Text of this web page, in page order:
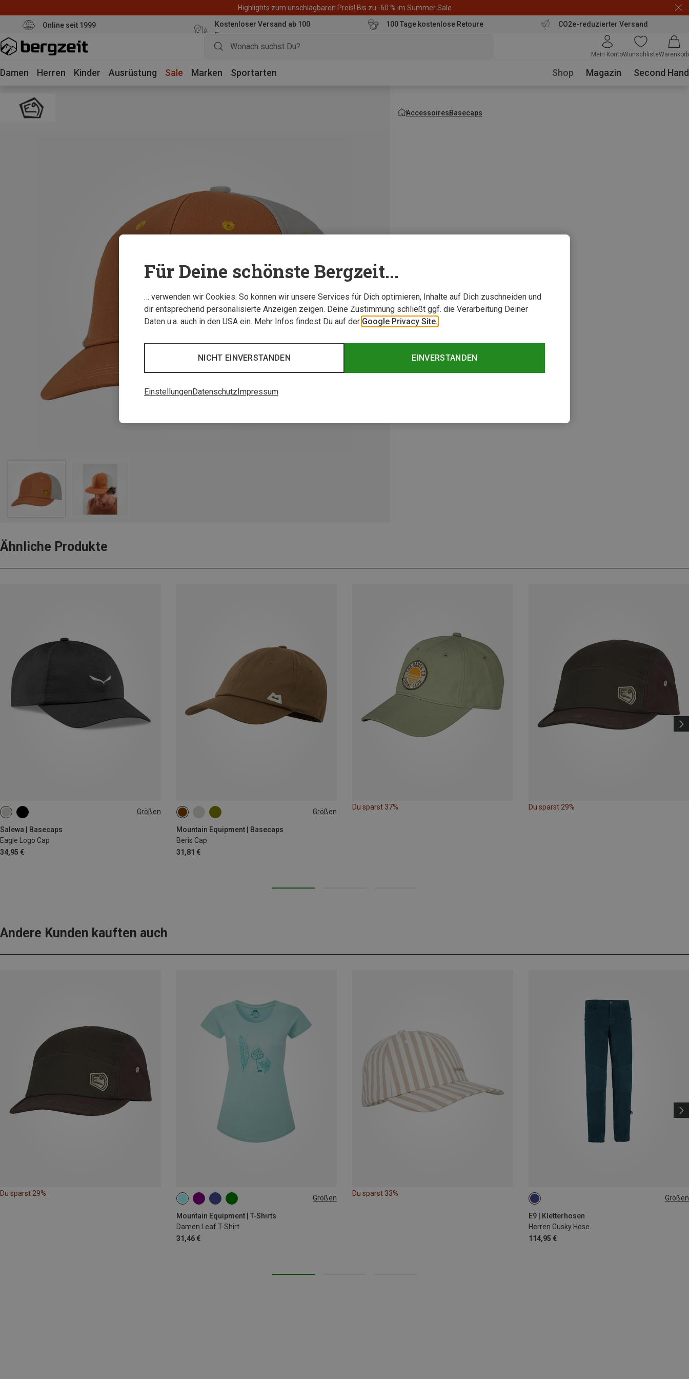
Highlights zum unschlagbaren Preis! Bis zu -60 % im Summer Sale
Online seit 1999
Kostenloser Versand ab 100
Euro
100 Tage kostenlose Retoure CO2e-reduzierter Versand
Mein KontoWunschlisteWarenkorb
Damen Herren Kinder Ausrüstung Sale Marken Sportarten Shop Magazin Second Hand
AccessoiresBasecaps
Ähnliche Produkte
Größen
Salewa | Basecaps
Eagle Logo Cap
34,95 €
ONE SIZE Größen
Mountain Equipment | Basecaps
Beris Cap
31,81 €
ONE SIZE
Du sparst 37% Du sparst 29%
Andere Kunden kauften auch
Du sparst 29%
Größen
Mountain Equipment | T-Shirts
Damen Leaf T-Shirt
31,46 €
XS S M
Du sparst 33%
Größen
E9 | Kletterhosen
Herren Gusky Hose
114,95 €
S
Für Deine schönste Bergzeit...
… verwenden wir Cookies. So können wir unsere Services für Dich optimieren, Inhalte auf Dich zuschneiden und
dir entsprechend personalisierte Anzeigen zeigen. Deine Zustimmung schließt ggf. die Verarbeitung Deiner
Daten u.a. auch in den USA ein. Mehr Infos findest Du auf der Google Privacy Site.
EINVERSTANDEN
NICHT EINVERSTANDEN
EinstellungenDatenschutz Impressum